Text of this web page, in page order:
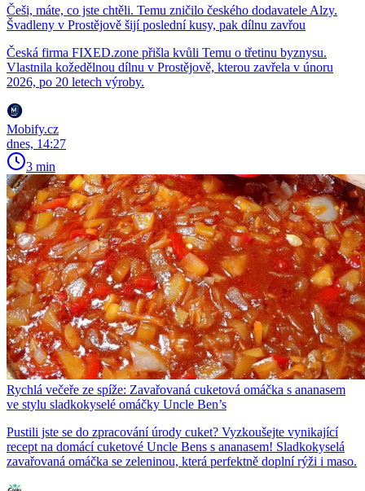
Češi, máte, co jste chtěli. Temu zničilo českého dodavatele Alzy.
Švadleny v Prostějově šijí poslední kusy, pak dílnu zavřou
Česká firma FIXED.zone přišla kvůli Temu o třetinu byznysu.
Vlastnila kožedělnou dílnu v Prostějově, kterou zavřela v únoru
2026, po 20 letech výroby.
Mobify.cz
dnes, 14:27
3 min
Rychlá večeře ze spíže: Zavařovaná cuketová omáčka s ananasem
ve stylu sladkokyselé omáčky Uncle Ben’s
Pustili jste se do zpracování úrody cuket? Vyzkoušejte vynikající
recept na domácí cuketové Uncle Bens s ananasem! Sladkokyselá
zavařovaná omáčka se zeleninou, která perfektně doplní rýži i maso.